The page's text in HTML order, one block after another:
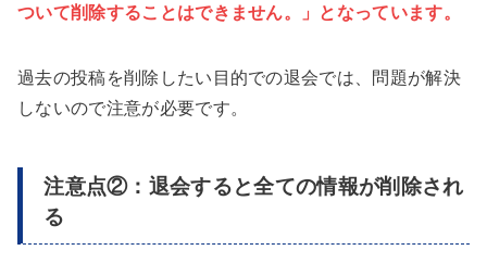
ついて削除することはできません。」となっています。
過去の投稿を削除したい目的での退会では、問題が解決
しないので注意が必要です。
注意点②：退会すると全ての情報が削除され
る